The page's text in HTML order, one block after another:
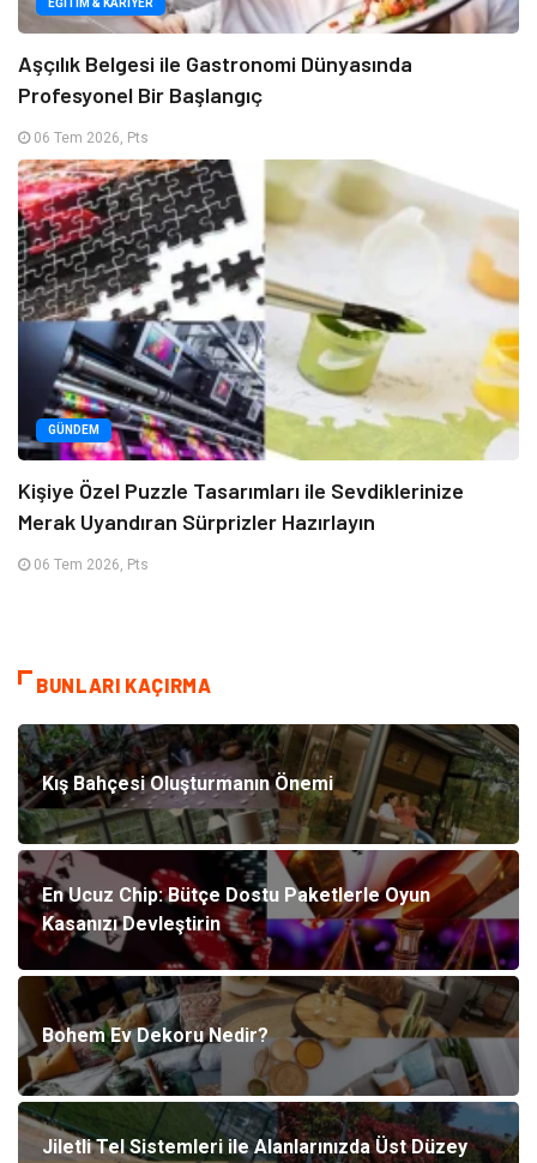
EĞITIM & KARIYER
Aşçılık Belgesi ile Gastronomi Dünyasında
Profesyonel Bir Başlangıç
06 Tem 2026, Pts
GÜNDEM
Kişiye Özel Puzzle Tasarımları ile Sevdiklerinize
Merak Uyandıran Sürprizler Hazırlayın
06 Tem 2026, Pts
BUNLARI KAÇIRMA
Kış Bahçesi Oluşturmanın Önemi
En Ucuz Chip: Bütçe Dostu Paketlerle Oyun
Kasanızı Devleştirin
Bohem Ev Dekoru Nedir?
Jiletli Tel Sistemleri ile Alanlarınızda Üst Düzey